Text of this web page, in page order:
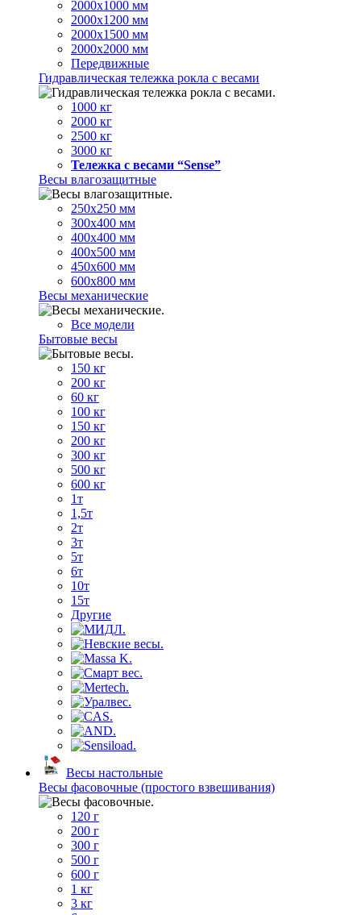
2000х1000 мм
2000х1200 мм
2000х1500 мм
2000х2000 мм
Передвижные
Гидравлическая тележка рокла с весами
1000 кг
2000 кг
2500 кг
3000 кг
Тележка с весами “Sense”
Весы влагозащитные
250х250 мм
300х400 мм
400х400 мм
400х500 мм
450х600 мм
600х800 мм
Весы механические
Все модели
Бытовые весы
150 кг
200 кг
60 кг
100 кг
150 кг
200 кг
300 кг
500 кг
600 кг
1т
1,5т
2т
3т
5т
6т
10т
15т
Другие
Весы настольные
Весы фасовочные (простого взвешивания)
120 г
200 г
300 г
500 г
600 г
1 кг
3 кг